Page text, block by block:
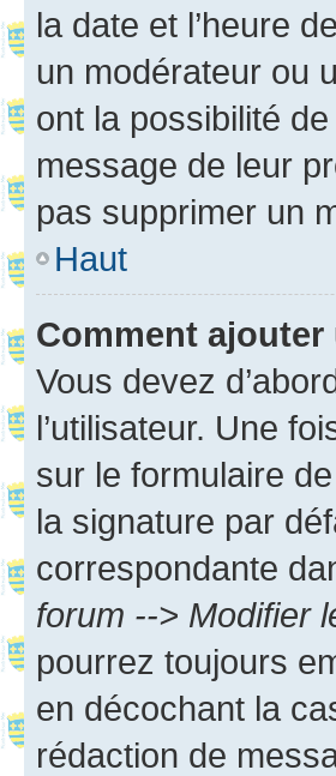
la date et l’heure
un modérateur ou
ont la possibilité
message de leur
pas supprimer un
Haut
Comment
Vous devez
l’utilisateur. Une
sur le formulaire
la signature par
correspondante
forum --> Modifier
pourrez toujours
en décochant la
rédaction de